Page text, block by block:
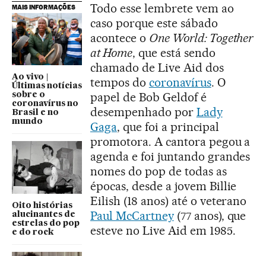
MAIS INFORMAÇÕES
Ao vivo |
Últimas notícias
sobre o
coronavírus no
Brasil e no
mundo
Oito histórias
alucinantes de
estrelas do pop
e do rock
Todo esse lembrete vem ao
caso porque este sábado
acontece o One World: Together
at Home, que está sendo
chamado de Live Aid dos
tempos do coronavírus. O
papel de Bob Geldof é
desempenhado por Lady
Gaga, que foi a principal
promotora. A cantora pegou a
agenda e foi juntando grandes
nomes do pop de todas as
épocas, desde a jovem Billie
Eilish (18 anos) até o veterano
Paul McCartney(77 anos), que
esteve no Live Aid em 1985.